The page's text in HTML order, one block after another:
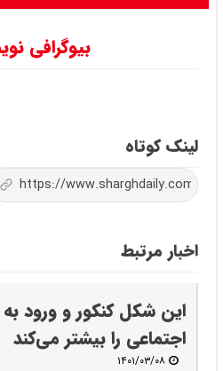
بیوگرافی
لینک کوتاه
اخبار مرتبط
این شکل کنکور و ورود
اجتماعی را بیشتر می‌کند
۱۴۰۱/۰۳/۰۸